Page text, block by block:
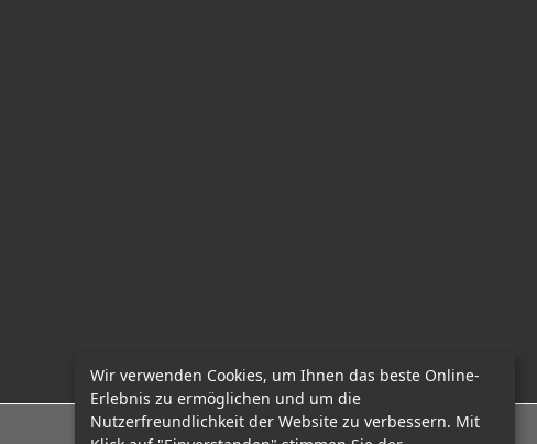
Wir verwenden Cookies, um Ihnen das beste Online-
Erlebnis zu ermöglichen und um die
Nutzerfreundlichkeit der Website zu verbessern. Mit